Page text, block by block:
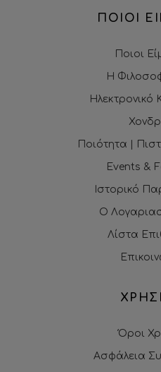
ΠΟΙΟΙ
Ποιοι
Η
Ηλεκτρονικό
Ποιότητα |
Events &
Ιστορικό
Ο
Λίστα
Όροι
Ασφάλεια